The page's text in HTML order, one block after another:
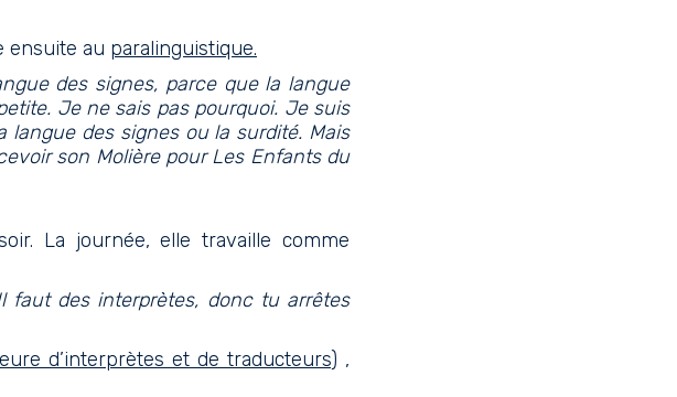
ensuite au paralinguistique.
des signes, parce que la langue
Je ne sais pas pourquoi. Je suis
langue des signes ou la surdité. Mais
son Molière pour Les Enfants du
La journée, elle travaille comme
faut des interprètes, donc tu arrêtes
d’interprètes et de traducteurs) ,